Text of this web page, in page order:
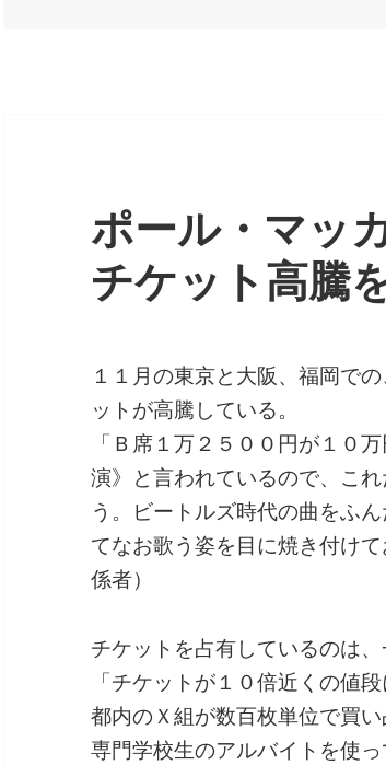
ポール・マッ
チケット高騰
１１月の東京と大阪、福岡で
ットが高騰している。
「Ｂ席１万２５００円が１０
演》と言われているので、こ
う。ビートルズ時代の曲をふ
てなお歌う姿を目に焼き付け
係者）
チケットを占有しているのは
「チケットが１０倍近くの値
都内のＸ組が数百枚単位で買
専門学校生のアルバイトを使